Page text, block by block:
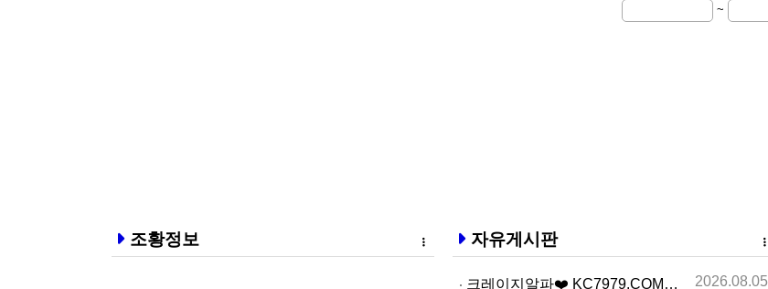
~
조황정보 자유게시판
크레이지알파❤️ KC7979.COM ❤️크레이지알파주소… 2026.08.05